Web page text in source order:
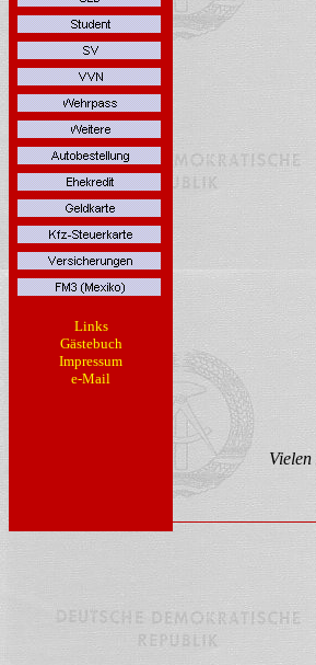
Links
Gästebuch
Impressum
e-Mail